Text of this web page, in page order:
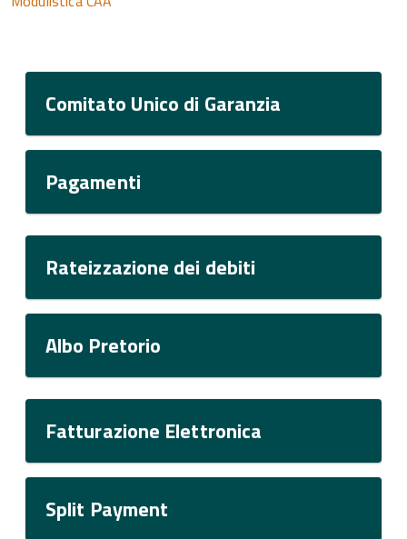
Comitato Unico di Garanzia
Pagamenti
Rateizzazione dei debiti
Albo Pretorio
Fatturazione Elettronica
Split Payment